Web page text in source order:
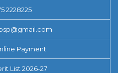
2228225
Payment
List 2026-27